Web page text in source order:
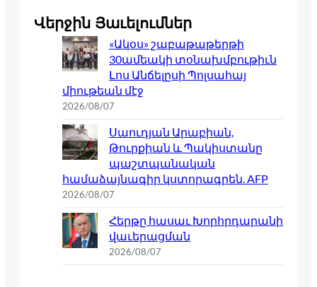
Վերջին Յաւելումներ
«Ակօս» շաբաթաթերթի
30ամեակի տօնախմբութիւն
Լոս Անճելըսի Պոլսահայ
միութեան մէջ
2026/08/07
Սաուդյան Արաբիան,
Թուրքիան և Պակիստանը
պաշտպանական
համաձայնագիր կստորագրեն. AFP
2026/08/07
Հերթը հասաւ Խորհրդարանի
վաւերացման
2026/08/07